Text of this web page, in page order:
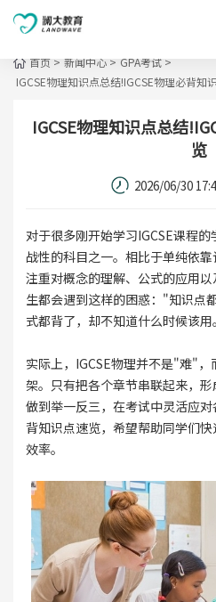
首页 > 新闻中心 > GPA考试 >
IGCSE物理知识点总结!IGCSE物理必背知
IGCSE物理知识点总结
览
2026/06/30
对于很多刚开始学习IGCSE课程
战性的科目之一。相比于单纯依
注重对概念的理解、公式的应用
生都会遇到这样的困惑："知识点
式都背了，却不知道什么时候该
实际上，IGCSE物理并不是"难"
架。只有把各个章节串联起来，
做到举一反三，在考试中灵活应
背知识点速览，希望帮助同学们
效率。